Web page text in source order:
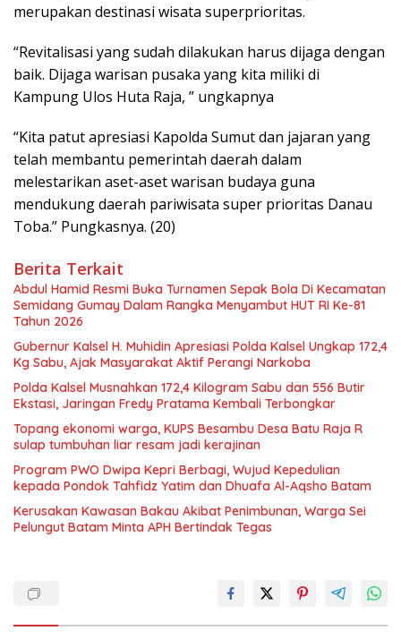
merupakan destinasi wisata superprioritas.
“Revitalisasi yang sudah dilakukan harus dijaga dengan
baik. Dijaga warisan pusaka yang kita miliki di
Kampung Ulos Huta Raja, ” ungkapnya
“Kita patut apresiasi Kapolda Sumut dan jajaran yang
telah membantu pemerintah daerah dalam
melestarikan aset-aset warisan budaya guna
mendukung daerah pariwisata super prioritas Danau
Toba.” Pungkasnya. (20)
Berita Terkait
Abdul Hamid Resmi Buka Turnamen Sepak Bola Di Kecamatan
Semidang Gumay Dalam Rangka Menyambut HUT RI Ke-81
Tahun 2026
Gubernur Kalsel H. Muhidin Apresiasi Polda Kalsel Ungkap 172,4
Kg Sabu, Ajak Masyarakat Aktif Perangi Narkoba
Polda Kalsel Musnahkan 172,4 Kilogram Sabu dan 556 Butir
Ekstasi, Jaringan Fredy Pratama Kembali Terbongkar
Topang ekonomi warga, KUPS Besambu Desa Batu Raja R
sulap tumbuhan liar resam jadi kerajinan
Program PWO Dwipa Kepri Berbagi, Wujud Kepedulian
kepada Pondok Tahfidz Yatim dan Dhuafa Al-Aqsho Batam
Kerusakan Kawasan Bakau Akibat Penimbunan, Warga Sei
Pelungut Batam Minta APH Bertindak Tegas